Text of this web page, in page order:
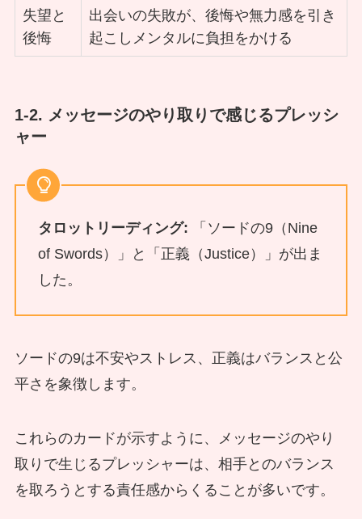
失望と
後悔
出会いの失敗が、後悔や無力感を引き
起こしメンタルに負担をかける
1-2. メッセージのやり取りで感じるプレッシ
ャー
タロットリーディング: 「ソードの9（Nine
of Swords）」と「正義（Justice）」が出ま
した。
ソードの9は不安やストレス、正義はバランスと公
平さを象徴します。
これらのカードが示すように、メッセージのやり
取りで生じるプレッシャーは、相手とのバランス
を取ろうとする責任感からくることが多いです。